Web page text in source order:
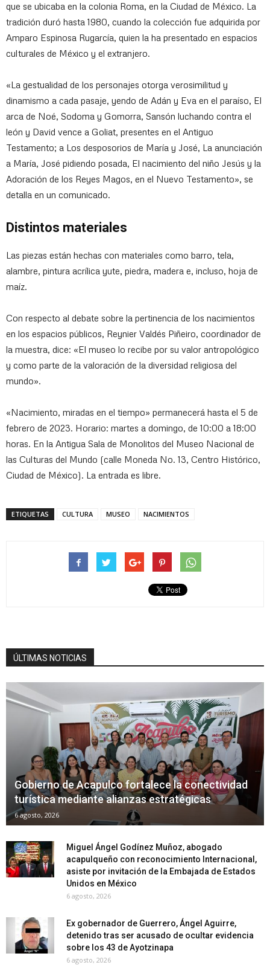
que se ubicaba en la colonia Roma, en la Ciudad de México. La
tradición duró hasta 1980, cuando la colección fue adquirida por
Amparo Espinosa Rugarcía, quien la ha presentado en espacios
culturales de México y el extranjero.
«La gestualidad de los personajes otorga verosimilitud y
dinamismo a cada pasaje, yendo de Adán y Eva en el paraíso, El
arca de Noé, Sodoma y Gomorra, Sansón luchando contra el
león y David vence a Goliat, presentes en el Antiguo
Testamento; a Los desposorios de María y José, La anunciación
a María, José pidiendo posada, El nacimiento del niño Jesús y la
Adoración de los Reyes Magos, en el Nuevo Testamento», se
detalla en un comunicado.
Distintos materiales
Las piezas están hechas con materiales como barro, tela,
alambre, pintura acrílica yute, piedra, madera e, incluso, hoja de
maíz.
Con respecto al debate sobre la pertinencia de los nacimientos
en los espacios públicos, Reynier Valdés Piñeiro, coordinador de
la muestra, dice: «El museo lo recibe por su valor antropológico
y como parte de la valoración de la diversidad religiosa del
mundo».
«Nacimiento, miradas en el tiempo» permanecerá hasta el 5 de
febrero de 2023. Horario: martes a domingo, de 10:00 a 18:00
horas. En la Antigua Sala de Monolitos del Museo Nacional de
las Culturas del Mundo (calle Moneda No. 13, Centro Histórico,
Ciudad de México). La entrada es libre.
ETIQUETAS CULTURA MUSEO NACIMIENTOS
ÚLTIMAS NOTICIAS
Gobierno de Acapulco fortalece la conectividad
turística mediante alianzas estratégicas
6 agosto, 2026
Miguel Ángel Godínez Muñoz, abogado
acapulqueño con reconocimiento Internacional,
asiste por invitación de la Embajada de Estados
Unidos en México
6 agosto, 2026
Ex gobernador de Guerrero, Ángel Aguirre,
detenido tras ser acusado de ocultar evidencia
sobre los 43 de Ayotzinapa
6 agosto, 2026